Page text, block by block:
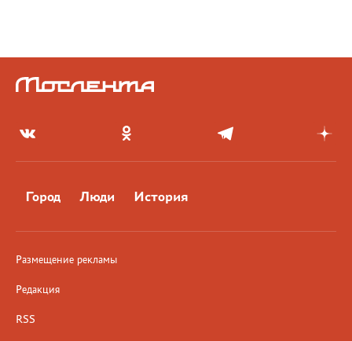
Город Люди История
Размещение рекламы
Редакция
RSS